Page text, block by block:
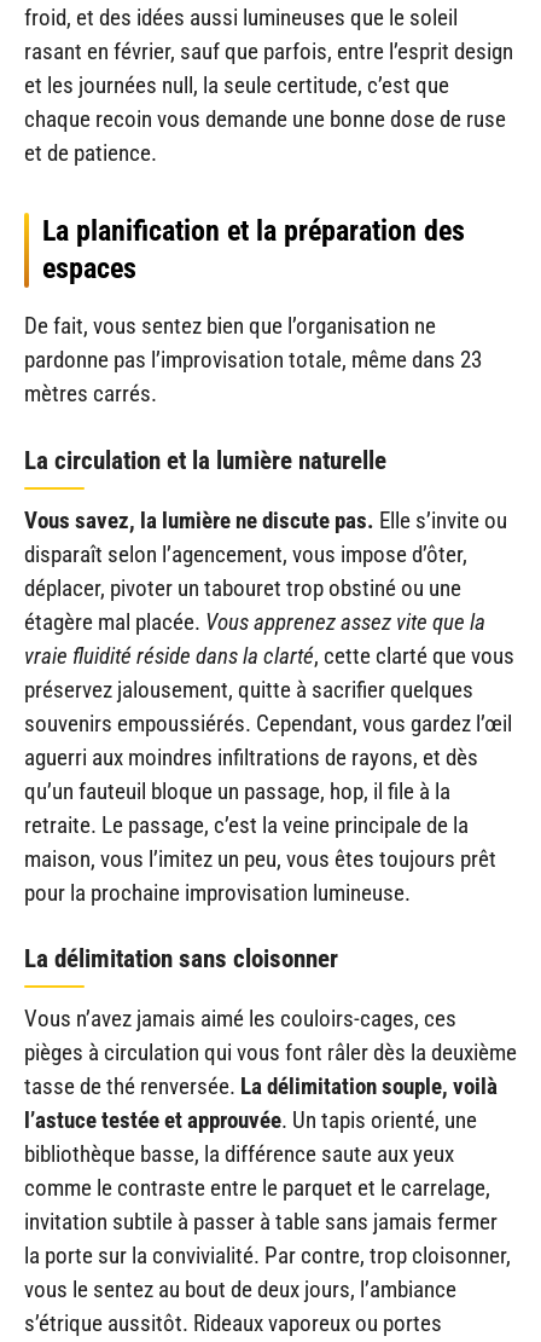
froid, et des idées aussi lumineuses que le soleil
rasant en février, sauf que parfois, entre l’esprit design
et les journées null, la seule certitude, c’est que
chaque recoin vous demande une bonne dose de ruse
et de patience.
La planification et la préparation des
espaces
De fait, vous sentez bien que l’organisation ne
pardonne pas l’improvisation totale, même dans 23
mètres carrés.
La circulation et la lumière naturelle
Vous savez, la lumière ne discute pas. Elle s’invite ou
disparaît selon l’agencement, vous impose d’ôter,
déplacer, pivoter un tabouret trop obstiné ou une
étagère mal placée. Vous apprenez assez vite que la
vraie fluidité réside dans la clarté, cette clarté que vous
préservez jalousement, quitte à sacrifier quelques
souvenirs empoussiérés. Cependant, vous gardez l’œil
aguerri aux moindres infiltrations de rayons, et dès
qu’un fauteuil bloque un passage, hop, il file à la
retraite. Le passage, c’est la veine principale de la
maison, vous l’imitez un peu, vous êtes toujours prêt
pour la prochaine improvisation lumineuse.
La délimitation sans cloisonner
Vous n’avez jamais aimé les couloirs-cages, ces
pièges à circulation qui vous font râler dès la deuxième
tasse de thé renversée. La délimitation souple, voilà
l’astuce testée et approuvée. Un tapis orienté, une
bibliothèque basse, la différence saute aux yeux
comme le contraste entre le parquet et le carrelage,
invitation subtile à passer à table sans jamais fermer
la porte sur la convivialité. Par contre, trop cloisonner,
vous le sentez au bout de deux jours, l’ambiance
s’étrique aussitôt. Rideaux vaporeux ou portes